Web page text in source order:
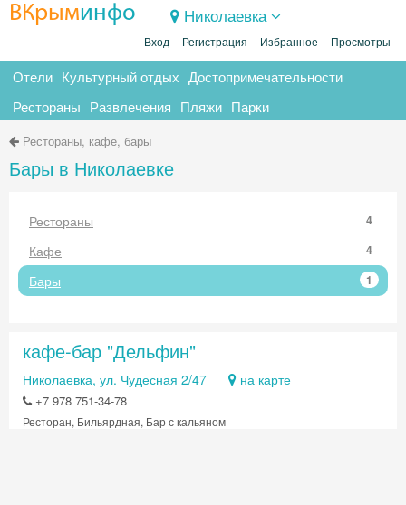
ВКрыминфо Николаевка
Вход Регистрация Избранное Просмотры
Отели Культурный отдых Достопримечательности
Рестораны Развлечения Пляжи Парки
Рестораны, кафе, бары
Бары в Николаевке
Рестораны 4
Кафе 4
Бары 1
кафе-бар "Дельфин"
Николаевка, ул. Чудесная 2/47 на карте
+7 978 751-34-78
Ресторан, Бильярдная, Бар с кальяном